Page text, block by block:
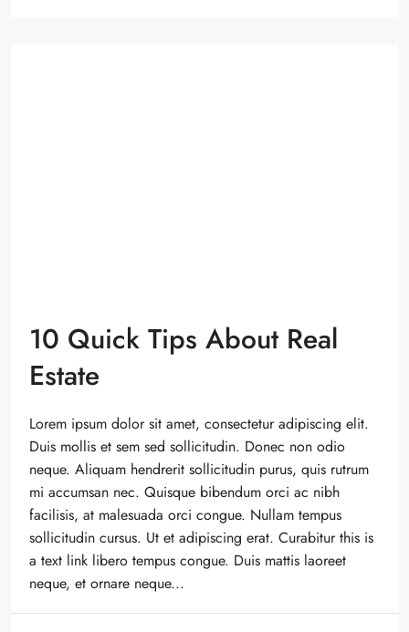
10 Quick Tips About Real
Estate
Lorem ipsum dolor sit amet, consectetur adipiscing elit.
Duis mollis et sem sed sollicitudin. Donec non odio
neque. Aliquam hendrerit sollicitudin purus, quis rutrum
mi accumsan nec. Quisque bibendum orci ac nibh
facilisis, at malesuada orci congue. Nullam tempus
sollicitudin cursus. Ut et adipiscing erat. Curabitur this is
a text link libero tempus congue. Duis mattis laoreet
neque, et ornare neque...